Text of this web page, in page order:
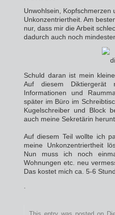
Unwohlsein, Kopfschmerzen
Unkonzentriertheit. Am
nur, dass mir die Arbeit
dadurch auch noch
Schuld daran ist mein
Auf diesem
Informationen und
später im Büro im
Kugelschreiber und Block
auch meine Sekretärin
Auf diesem Teil wollte ich
meine Unkonzentriertheit
Nun muss ich noch
Wohnungen etc. neu
Das kostet mich ca. 5-6
.